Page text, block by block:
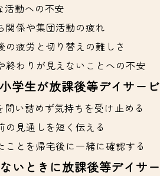
活動への不安
関係や集団活動の疲れ
の疲労と切り替えの難しさ
終わりが見えないことへの不安
学生が放課後等デイサー
問い詰めず気持ちを受け止める
の見通しを短く伝える
ことを帰宅後に一緒に確認する
いときに放課後等デイサ